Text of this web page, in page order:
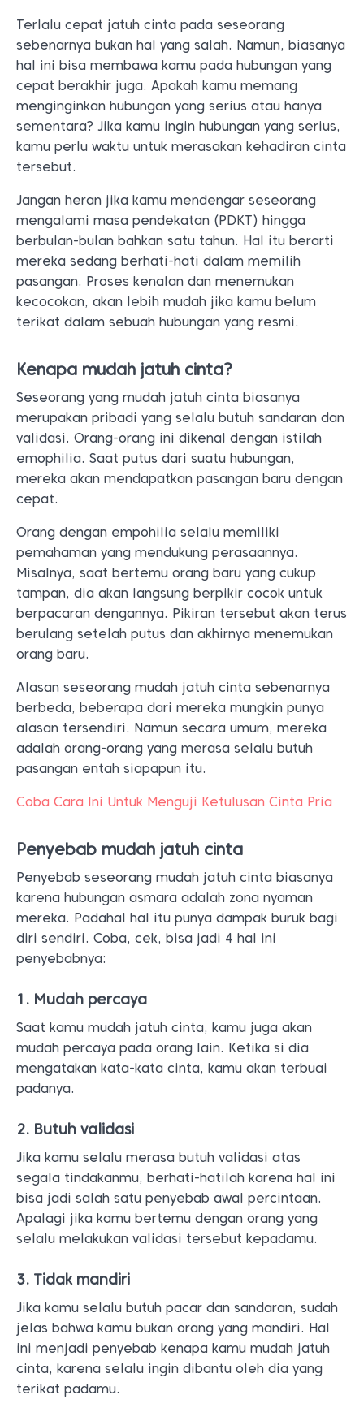
Terlalu cepat jatuh cinta pada seseorang
sebenarnya bukan hal yang salah. Namun, biasanya
hal ini bisa membawa kamu pada hubungan yang
cepat berakhir juga. Apakah kamu memang
menginginkan hubungan yang serius atau hanya
sementara? Jika kamu ingin hubungan yang serius,
kamu perlu waktu untuk merasakan kehadiran cinta
tersebut.
Jangan heran jika kamu mendengar seseorang
mengalami masa pendekatan (PDKT) hingga
berbulan-bulan bahkan satu tahun. Hal itu berarti
mereka sedang berhati-hati dalam memilih
pasangan. Proses kenalan dan menemukan
kecocokan, akan lebih mudah jika kamu belum
terikat dalam sebuah hubungan yang resmi.
Kenapa mudah jatuh cinta?
Seseorang yang mudah jatuh cinta biasanya
merupakan pribadi yang selalu butuh sandaran dan
validasi. Orang-orang ini dikenal dengan istilah
emophilia. Saat putus dari suatu hubungan,
mereka akan mendapatkan pasangan baru dengan
cepat.
Orang dengan empohilia selalu memiliki
pemahaman yang mendukung perasaannya.
Misalnya, saat bertemu orang baru yang cukup
tampan, dia akan langsung berpikir cocok untuk
berpacaran dengannya. Pikiran tersebut akan terus
berulang setelah putus dan akhirnya menemukan
orang baru.
Alasan seseorang mudah jatuh cinta sebenarnya
berbeda, beberapa dari mereka mungkin punya
alasan tersendiri. Namun secara umum, mereka
adalah orang-orang yang merasa selalu butuh
pasangan entah siapapun itu.
Coba Cara Ini Untuk Menguji Ketulusan Cinta Pria
Penyebab mudah jatuh cinta
Penyebab seseorang mudah jatuh cinta biasanya
karena hubungan asmara adalah zona nyaman
mereka. Padahal hal itu punya dampak buruk bagi
diri sendiri. Coba, cek, bisa jadi 4 hal ini
penyebabnya:
1. Mudah percaya
Saat kamu mudah jatuh cinta, kamu juga akan
mudah percaya pada orang lain. Ketika si dia
mengatakan kata-kata cinta, kamu akan terbuai
padanya.
2. Butuh validasi
Jika kamu selalu merasa butuh validasi atas
segala tindakanmu, berhati-hatilah karena hal ini
bisa jadi salah satu penyebab awal percintaan.
Apalagi jika kamu bertemu dengan orang yang
selalu melakukan validasi tersebut kepadamu.
3. Tidak mandiri
Jika kamu selalu butuh pacar dan sandaran, sudah
jelas bahwa kamu bukan orang yang mandiri. Hal
ini menjadi penyebab kenapa kamu mudah jatuh
cinta, karena selalu ingin dibantu oleh dia yang
terikat padamu.